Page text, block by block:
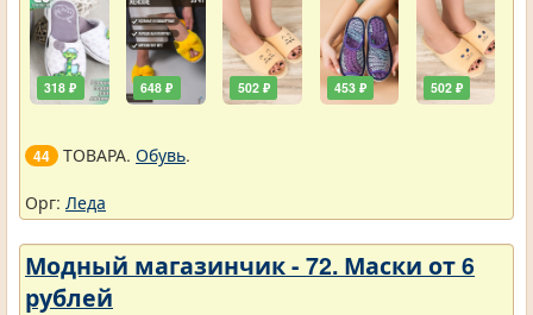
318 ₽ 648 ₽ 502 ₽ 453 ₽ 502 ₽
44 ТОВАРА. Обувь.
Орг: Леда
Модный магазинчик - 72. Маски от 6
рублей